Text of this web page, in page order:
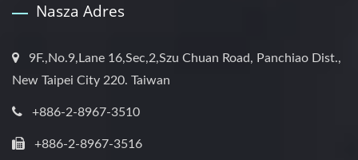
Nasza Adres
9F.,No.9,Lane 16,Sec,2,Szu Chuan Road, Panchiao Dist.,
New Taipei City 220. Taiwan
+886-2-8967-3510
+886-2-8967-3516